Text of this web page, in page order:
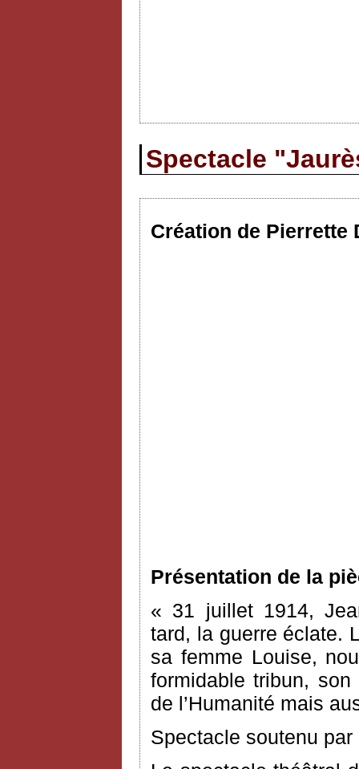
Spectacle
Création de Pierrette
Présentation de la
« 31 juillet 1914,
tard, la guerre éclate.
sa femme Louise,
formidable tribun,
de l’Humanité mais
Spectacle soutenu